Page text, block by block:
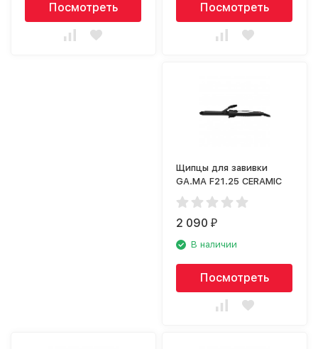
Посмотреть Посмотреть
Щипцы для завивки
GA.MA F21.25 CERAMIC
2 090₽
В наличии
Посмотреть